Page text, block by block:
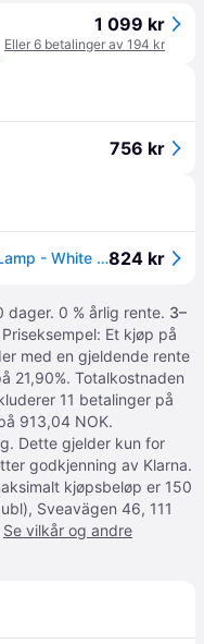
1 099 kr
Eller 6 betalinger av 194 kr
756 kr
Frandsen Lighting Ball Magnet Wall Lamp - White - Ø16X10CM824 kr
dager. 0 % årlig rente. 3–
Priseksempel: Et kjøp på
med en gjeldende rente
21,90%. Totalkostnaden
11 betalinger på
913,04 NOK.
Dette gjelder kun for
godkjenning av Klarna.
kjøpsbeløp er 150
Sveavägen 46, 111
Se vilkår og andre